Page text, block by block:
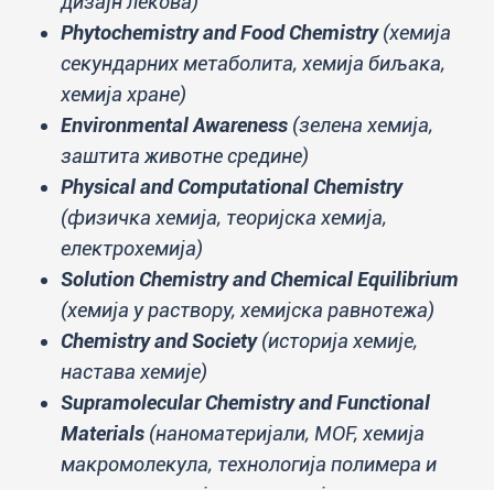
Phytochemistry and Food Chemistry(хемија
секундарних метаболита, хемија биљака,
хемија хране)
Environmental Awareness (зелена хемија,
заштита животне средине)
Physical and Computational Chemistry
(физичка хемија, теоријска хемија,
електрохемија)
Solution Chemistry and Chemical Equilibrium
(хемија у раствору, хемијска равнотежа)
Chemistry and Society(историја хемије,
настава хемије)
Supramolecular Chemistry and Functional
Materials (наноматеријали, MOF, хемија
макромолекула, технологија полимера и